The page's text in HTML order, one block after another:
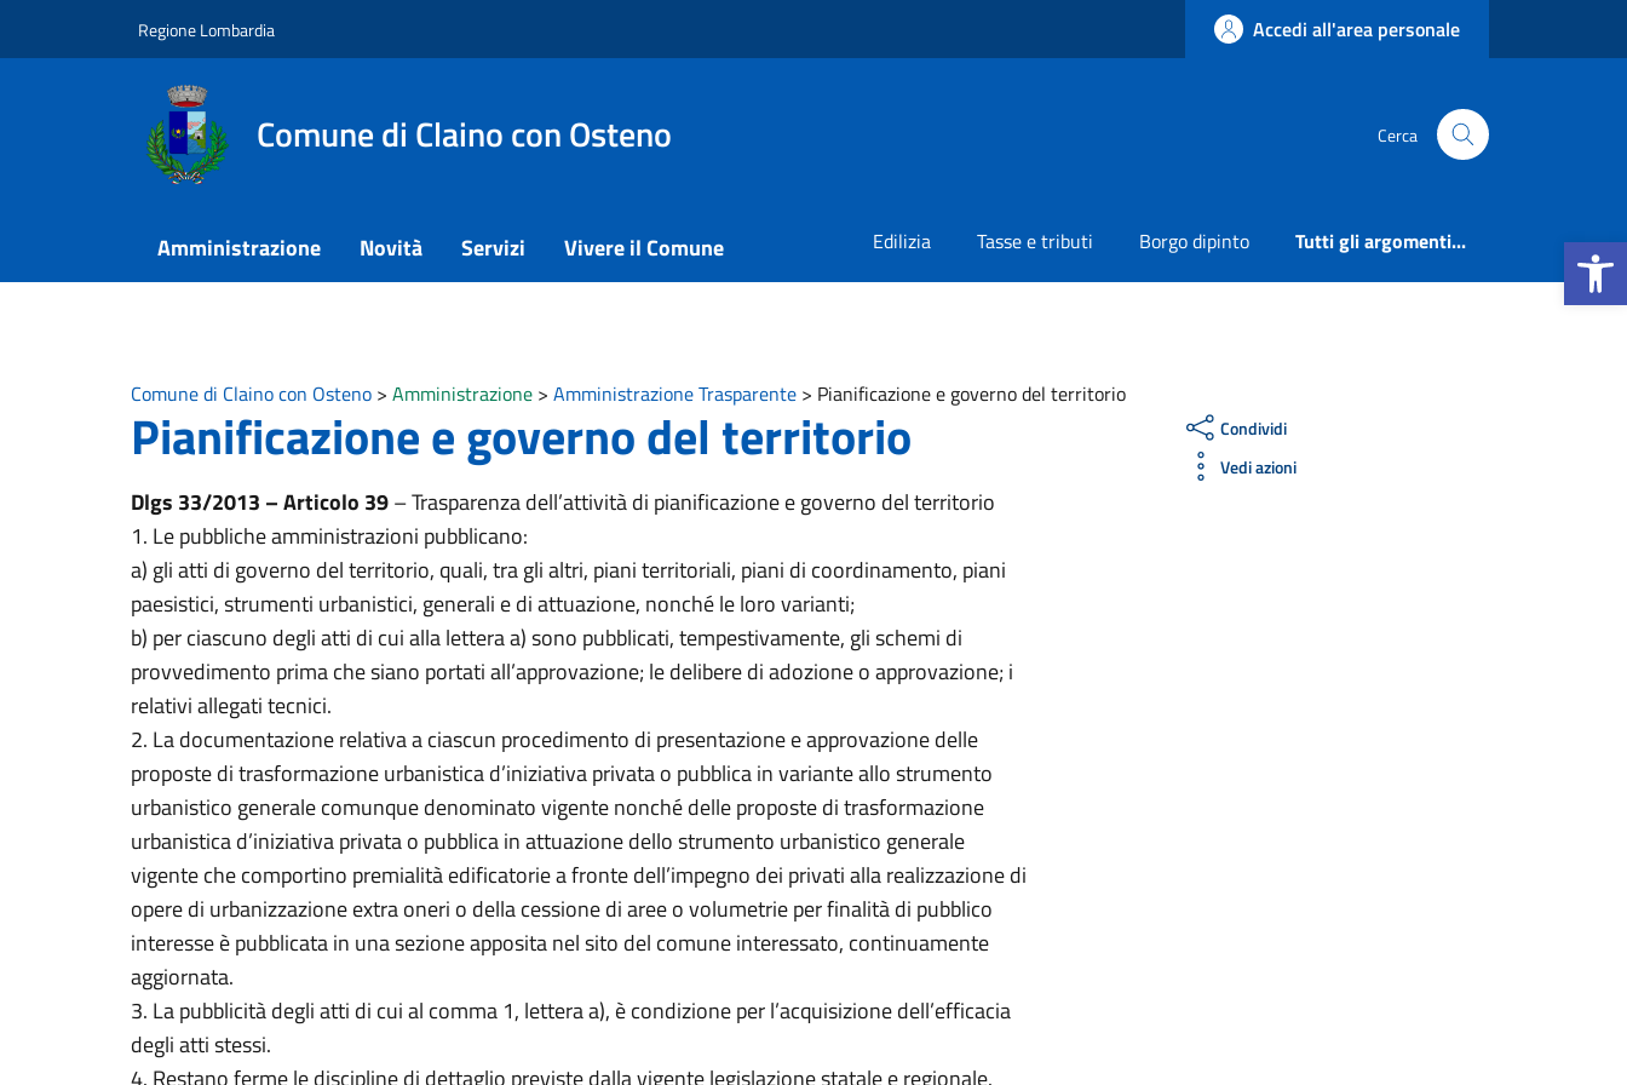
Apri la
Regione Lombardia Accedi all'area personale
Comune di Claino con Osteno Cerca
Amministrazione Novità Servizi Vivere il Comune Edilizia Tasse e tributi Borgo dipinto Tutti gli argomenti...
Comune di Claino con Osteno > Amministrazione > Amministrazione Trasparente > Pianificazione e governo del territorio
Pianificazione e governo del territorio
Dlgs 33/2013 – Articolo 39– Trasparenza dell’attività di pianificazione e governo del territorio
1. Le pubbliche amministrazioni pubblicano:
a) gli atti di governo del territorio, quali, tra gli altri, piani territoriali, piani di coordinamento, piani
paesistici, strumenti urbanistici, generali e di attuazione, nonché le loro varianti;
b) per ciascuno degli atti di cui alla lettera a) sono pubblicati, tempestivamente, gli schemi di
provvedimento prima che siano portati all’approvazione; le delibere di adozione o approvazione; i
relativi allegati tecnici.
2. La documentazione relativa a ciascun procedimento di presentazione e approvazione delle
proposte di trasformazione urbanistica d’iniziativa privata o pubblica in variante allo strumento
urbanistico generale comunque denominato vigente nonché delle proposte di trasformazione
urbanistica d’iniziativa privata o pubblica in attuazione dello strumento urbanistico generale
vigente che comportino premialità edificatorie a fronte dell’impegno dei privati alla realizzazione di
opere di urbanizzazione extra oneri o della cessione di aree o volumetrie per finalità di pubblico
interesse è pubblicata in una sezione apposita nel sito del comune interessato, continuamente
aggiornata.
3. La pubblicità degli atti di cui al comma 1, lettera a), è condizione per l’acquisizione dell’efficacia
degli atti stessi.
4. Restano ferme le discipline di dettaglio previste dalla vigente legislazione statale e regionale.
Condividi
Vedi azioni